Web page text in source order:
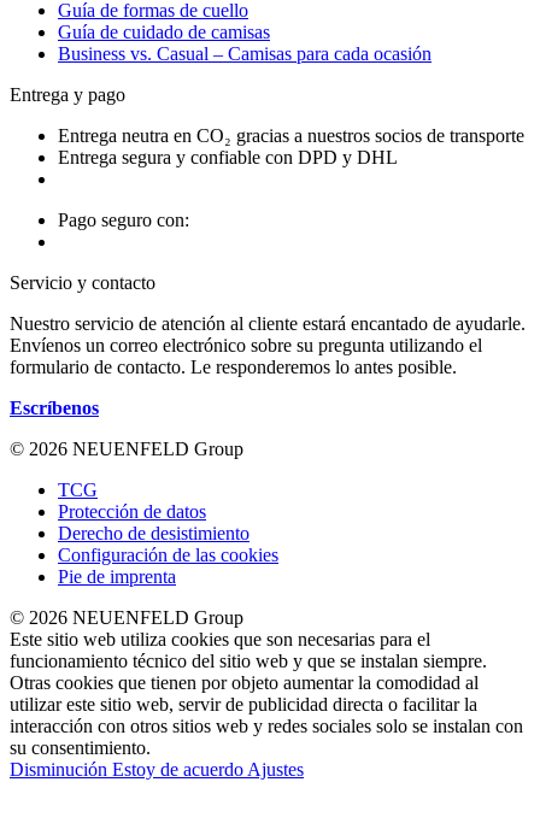
Guía de formas de cuello
Guía de cuidado de camisas
Business vs. Casual – Camisas para cada ocasión
Entrega y pago
Entrega neutra en CO₂ gracias a nuestros socios de transporte
Entrega segura y confiable con DPD y DHL
Pago seguro con:
Servicio y contacto
Nuestro servicio de atención al cliente estará encantado de ayudarle.
Envíenos un correo electrónico sobre su pregunta utilizando el
formulario de contacto. Le responderemos lo antes posible.
Escríbenos
© 2026 NEUENFELD Group
TCG
Protección de datos
Derecho de desistimiento
Configuración de las cookies
Pie de imprenta
© 2026 NEUENFELD Group
Este sitio web utiliza cookies que son necesarias para el
funcionamiento técnico del sitio web y que se instalan siempre.
Otras cookies que tienen por objeto aumentar la comodidad al
utilizar este sitio web, servir de publicidad directa o facilitar la
interacción con otros sitios web y redes sociales solo se instalan con
su consentimiento.
Disminución Estoy de acuerdo Ajustes